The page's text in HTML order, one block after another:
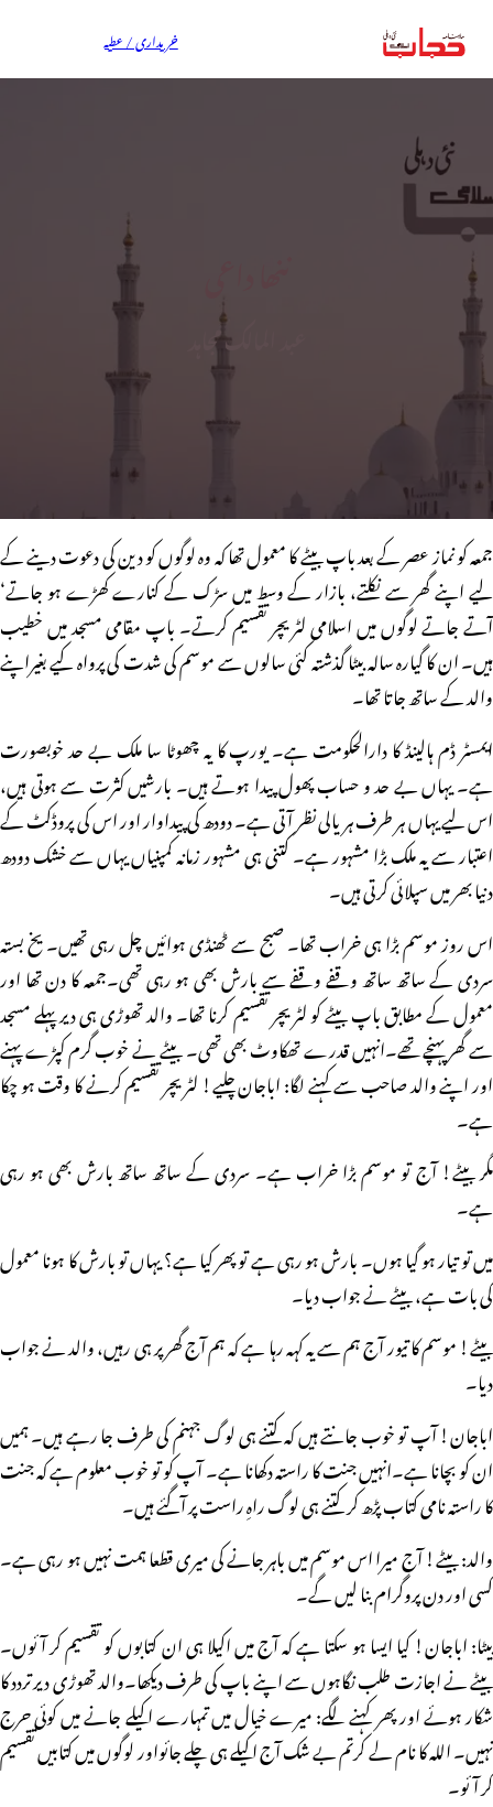
خریداری / عطیہ
عبد المالک مجاہد
جمعہ کو نماز عصر کے بعد باپ بیٹے کا معمول تھا کہ وہ لوگوں کو دین کی دعوت دینے کے
لیے اپنے گھر سے نکلتے، بازار کے وسط میں سڑک کے کنارے کھڑے ہو جاتے‘
آتے جاتے لوگوں میں اسلامی لٹریچر تقسیم کرتے۔ باپ مقامی مسجد میں خطیب
ہیں۔ ان کا گیارہ سالہ بیٹا گذشتہ کئی سالوں سے موسم کی شدت کی پرواہ کیے بغیراپنے
والد کے ساتھ جاتا تھا۔
ایمسٹر ڈم ہالینڈ کا دارالحکومت ہے۔ یورپ کا یہ چھوٹا سا ملک بے حد خوبصورت
ہے۔ یہاں بے حد و حساب پھول پیدا ہوتے ہیں۔ بارشیں کثرت سے ہوتی ہیں،
اس لیے یہاں ہر طرف ہریالی نظر آتی ہے۔ دودھ کی پیداوار اور اس کی پروڈکٹ کے
اعتبار سے یہ ملک بڑا مشہور ہے۔ کتنی ہی مشہور زمانہ کمپنیاں یہاں سے خشک دودھ
دنیا بھر میں سپلائی کرتی ہیں۔
اس روز موسم بڑا ہی خراب تھا۔ صبح سے ٹھنڈی ہوائیں چل رہی تھیں۔ یخ بستہ
سردی کے ساتھ ساتھ وقفے وقفے سے بارش بھی ہو رہی تھی۔جمعہ کا دن تھا اور
معمول کے مطابق باپ بیٹے کو لٹریچر تقسیم کرنا تھا۔ والد تھوڑی ہی دیر پہلے مسجد
سے گھر پہنچے تھے۔انہیں قدرے تھکاوٹ بھی تھی۔ بیٹے نے خوب گرم کپڑے پہنے
اور اپنے والد صاحب سے کہنے لگا: اباجان چلیے! لٹریچر تقسیم کرنے کا وقت ہو چکا
ہے۔
مگر بیٹے! آج تو موسم بڑا خراب ہے۔ سردی کے ساتھ ساتھ بارش بھی ہو رہی
ہے۔
میں تو تیار ہو گیا ہوں۔ بارش ہو رہی ہے تو پھر کیا ہے؟ یہاں تو بارش کا ہونا معمول
کی بات ہے، بیٹے نے جواب دیا۔
بیٹے! موسم کا تیور آج ہم سے یہ کہہ رہا ہے کہ ہم آج گھر پر ہی رہیں، والد نے جواب
دیا۔
اباجان! آپ تو خوب جانتے ہیں کہ کتنے ہی لوگ جہنم کی طرف جا رہے ہیں۔ ہمیں
ان کو بچانا ہے۔انہیں جنت کا راستہ دکھانا ہے۔ آپ کو تو خوب معلوم ہے کہ جنت
کا راستہ نامی کتاب پڑھ کر کتنے ہی لوگ راہِ راست پر آگئے ہیں۔
والد: بیٹے! آج میرا اس موسم میں باہر جانے کی میری قطعا ہمت نہیں ہو رہی ہے۔
کسی اور دن پروگرام بنا لیں گے۔
بیٹا: اباجان! کیا ایسا ہو سکتا ہے کہ آج میں اکیلا ہی ان کتابوں کو تقسیم کر آئوں۔
بیٹے نے اجازت طلب نگاہوں سے اپنے باپ کی طرف دیکھا۔والد تھوڑی دیر تردد کا
شکار ہوئے اور پھر کہنے لگے: میرے خیال میں تمہارے اکیلے جانے میں کوئی حرج
نہیں۔ اللہ کا نام لے کرتم بے شک آج اکیلے ہی چلے جائواور لوگوں میں کتابیں تقسیم
کر آئو۔